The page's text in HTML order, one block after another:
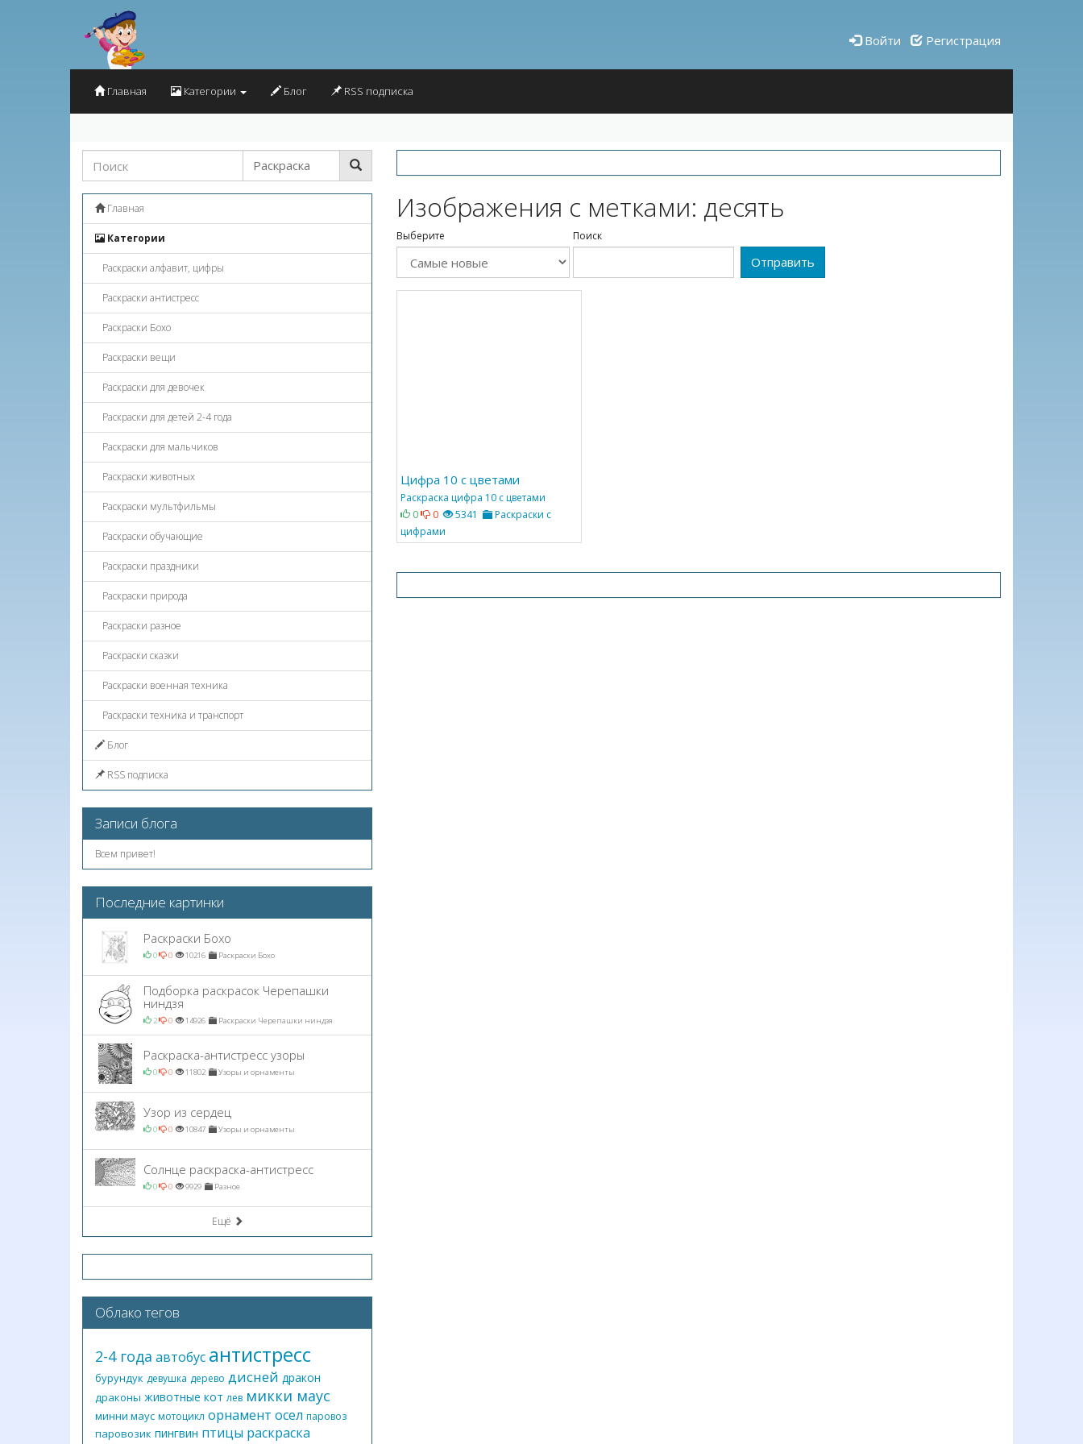
Войти Регистрация
Главная Категории Блог RSS подписка
Изображения с метками: десять
Выберите Поиск
Отправить
Цифра 10 с цветами
Раскраска цифра 10 с цветами
0
0 5341
Раскраски с
цифрами
Главная
Категории
Раскраски алфавит, цифры
Раскраски антистресс
Раскраски Бохо
Раскраски вещи
Раскраски для девочек
Раскраски для детей 2-4 года
Раскраски для мальчиков
Раскраски животных
Раскраски мультфильмы
Раскраски обучающие
Раскраски праздники
Раскраски природа
Раскраски разное
Раскраски сказки
Раскраски военная техника
Раскраски техника и транспорт
Блог
RSS подписка
Записи блога
Всем привет!
Последние картинки
Раскраски Бохо
0 0 10216 Раскраски Бохо
Подборка раскрасок Черепашки
ниндзя
2 0 14926 Раскраски Черепашки ниндзя
Раскраска-антистресс узоры
0 0 11802 Узоры и орнаменты
Узор из сердец
0 0 10847 Узоры и орнаменты
Солнце раскраска-антистресс
0 0 9929 Разное
Ещё
Облако тегов
2-4 года автобус антистресс
бурундук девушка дерево дисней дракон
драконы животные кот лев микки маус
минни маус мотоцикл орнамент осел паровоз
паровозик пингвин птицы раскраска